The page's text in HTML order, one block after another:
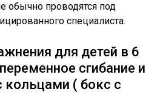
обычно проводятся под
специалиста.
для детей в 6
сгибание и
кольцами ( бокс с